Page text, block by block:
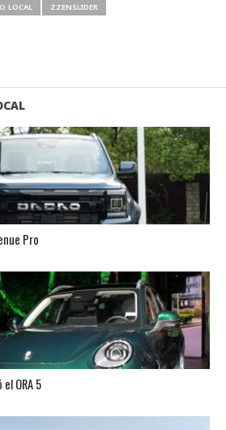
LOCAL ZZENSLIDER
Pro
ORA 5